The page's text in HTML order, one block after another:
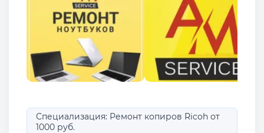
Специализация: Ремонт копиров Ricoh от
1000 руб.